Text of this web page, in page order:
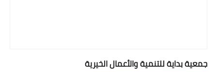
جمعية بداية للتنمية والأعمال الخيرية